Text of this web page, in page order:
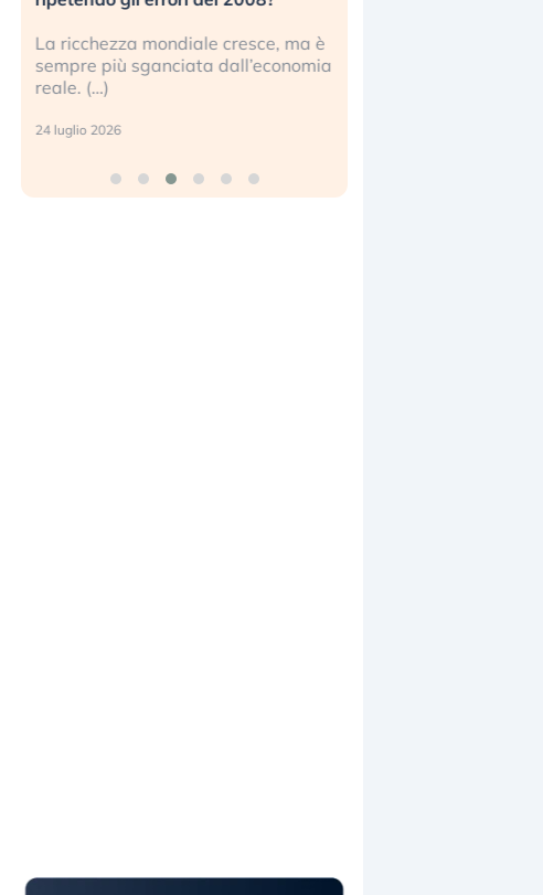
La ricchezza mondiale cresce, ma è
sempre più sganciata dall’economia
reale. (…)
24 luglio 2026